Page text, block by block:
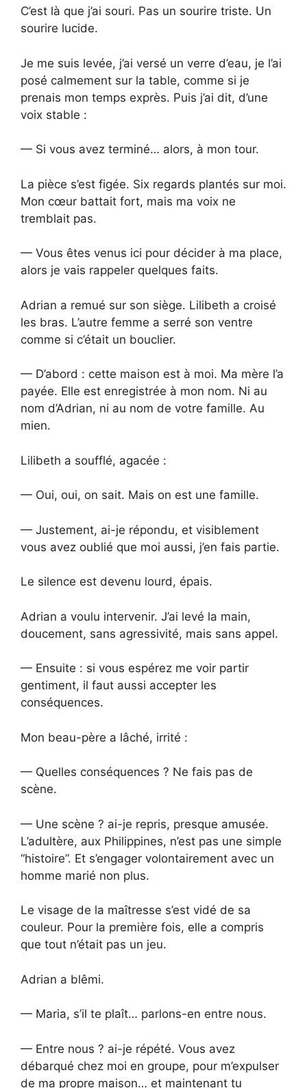
C’est là que j’ai souri. Pas un sourire triste. Un
sourire lucide.
Je me suis levée, j’ai versé un verre d’eau, je l’ai
posé calmement sur la table, comme si je
prenais mon temps exprès. Puis j’ai dit, d’une
voix stable :
— Si vous avez terminé… alors, à mon tour.
La pièce s’est figée. Six regards plantés sur moi.
Mon cœur battait fort, mais ma voix ne
tremblait pas.
— Vous êtes venus ici pour décider à ma place,
alors je vais rappeler quelques faits.
Adrian a remué sur son siège. Lilibeth a croisé
les bras. L’autre femme a serré son ventre
comme si c’était un bouclier.
— D’abord : cette maison est à moi. Ma mère l’a
payée. Elle est enregistrée à mon nom. Ni au
nom d’Adrian, ni au nom de votre famille. Au
mien.
Lilibeth a soufflé, agacée :
— Oui, oui, on sait. Mais on est une famille.
— Justement, ai-je répondu, et visiblement
vous avez oublié que moi aussi, j’en fais partie.
Le silence est devenu lourd, épais.
Adrian a voulu intervenir. J’ai levé la main,
doucement, sans agressivité, mais sans appel.
— Ensuite : si vous espérez me voir partir
gentiment, il faut aussi accepter les
conséquences.
Mon beau-père a lâché, irrité :
— Quelles conséquences ? Ne fais pas de
scène.
— Une scène ? ai-je repris, presque amusée.
L’adultère, aux Philippines, n’est pas une simple
“histoire”. Et s’engager volontairement avec un
homme marié non plus.
Le visage de la maîtresse s’est vidé de sa
couleur. Pour la première fois, elle a compris
que tout n’était pas un jeu.
Adrian a blêmi.
— Maria, s’il te plaît… parlons-en entre nous.
— Entre nous ? ai-je répété. Vous avez
débarqué chez moi en groupe, pour m’expulser
de ma propre maison… et maintenant tu